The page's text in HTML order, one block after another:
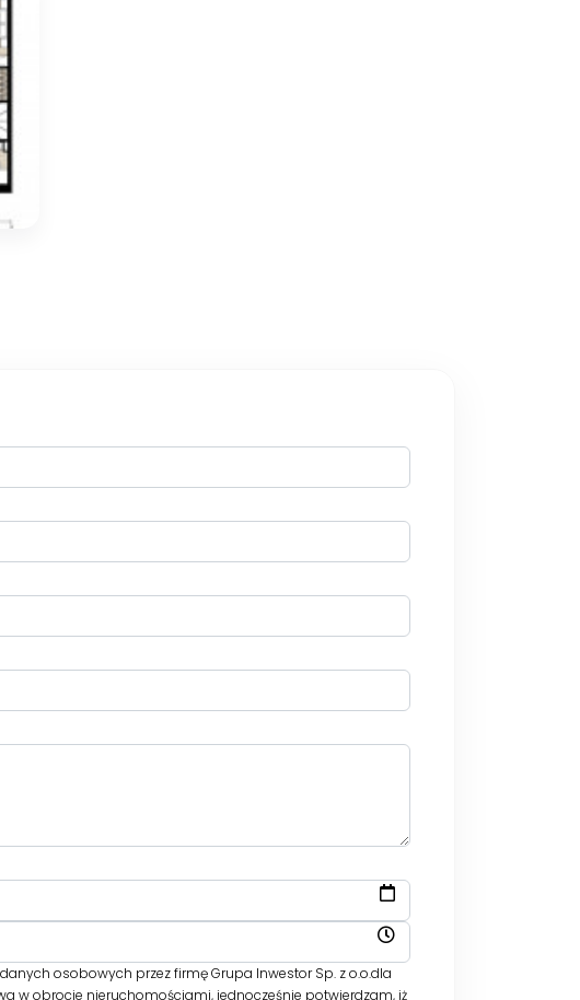
osobowych przez firmę Grupa Inwestor Sp. z o.o.dla
w obrocie nieruchomościami, jednocześnie potwierdzam, iż